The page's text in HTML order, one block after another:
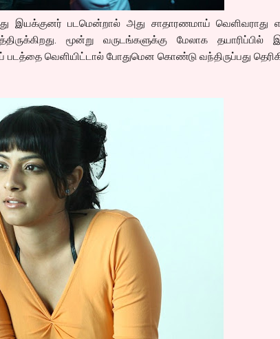
இயக்குனர் படமென்றால் அது சாதாரணமாய் வெளிவராது
மூன்று வருடங்களுக்கு மேலாக தயாரிப்பில்
படத்தை வெளியிட்டால் போதுமென கொண்டு வந்திருப்பது